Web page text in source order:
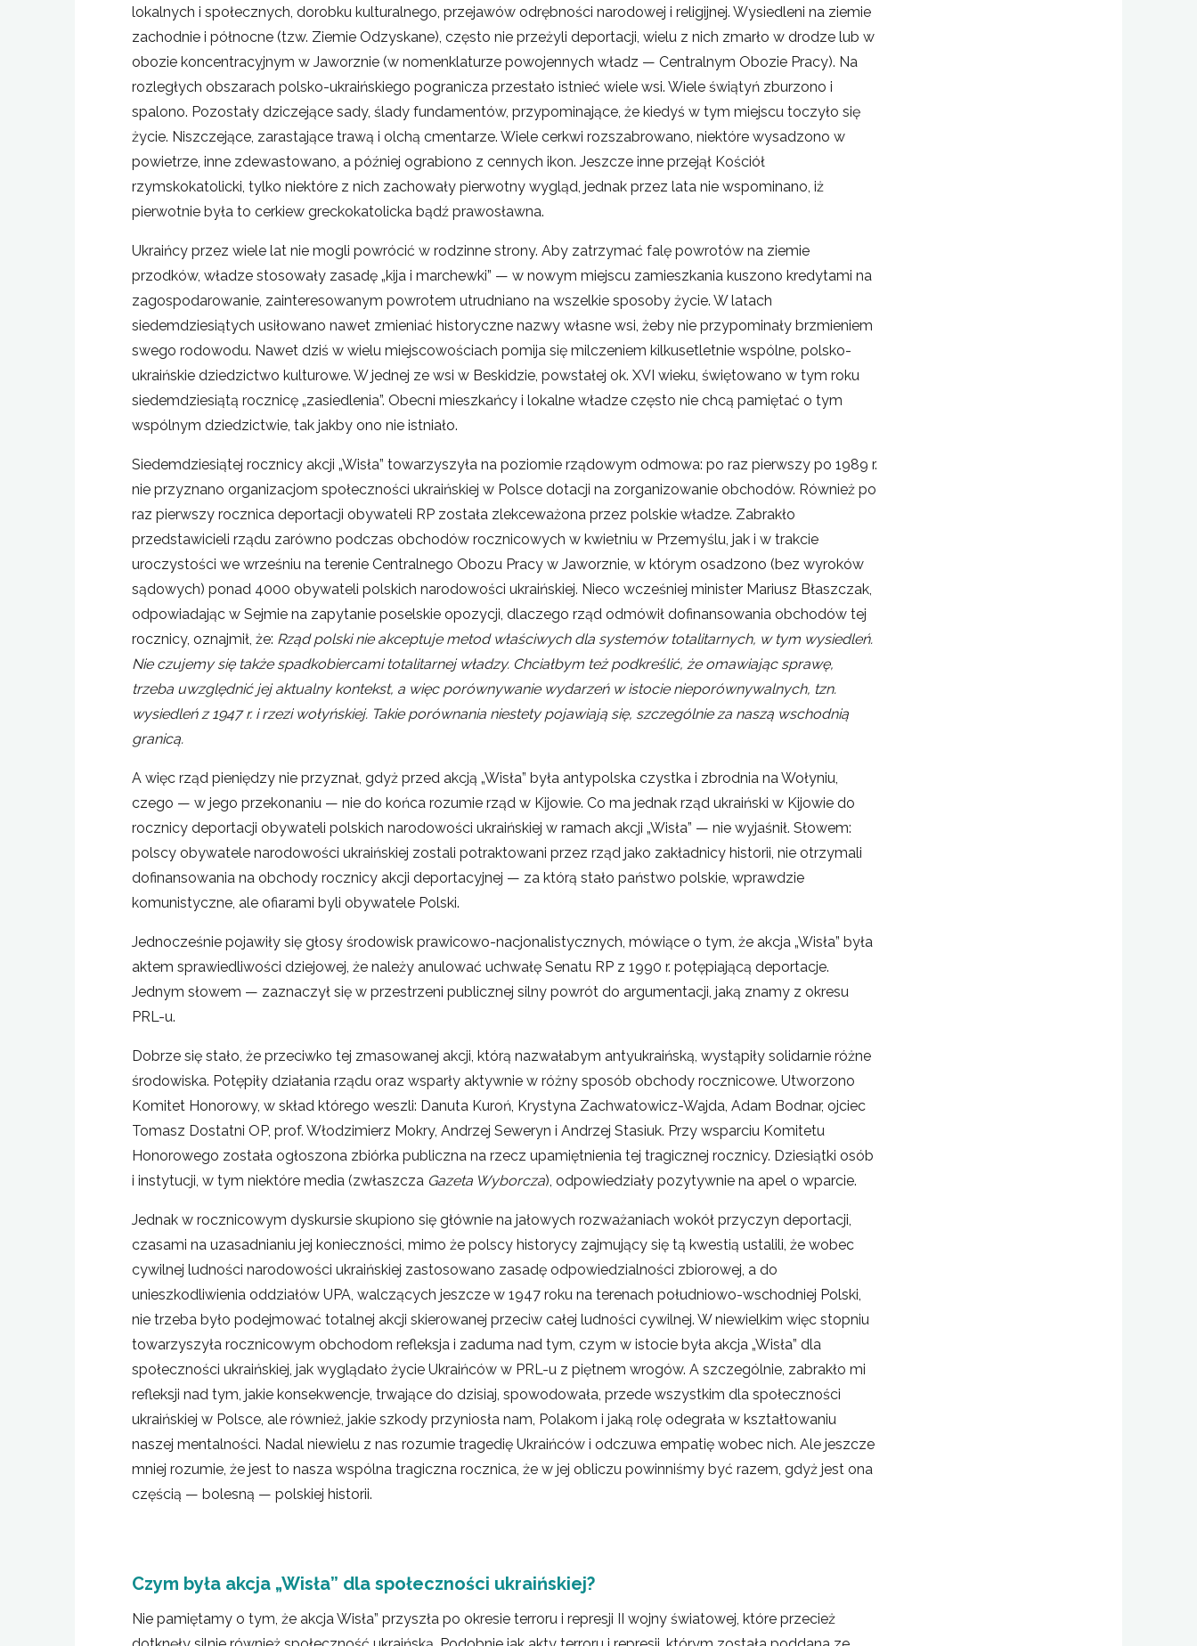
lokalnych i społecznych, dorobku kulturalnego, przejawów odrębności narodowej i religijnej. Wysiedleni na ziemie
zachodnie i północne (tzw. Ziemie Odzyskane), często nie przeżyli deportacji, wielu z nich zmarło w drodze lub w
obozie koncentracyjnym w Jaworznie (w nomenklaturze powojennych władz — Centralnym Obozie Pracy). Na
rozległych obszarach polsko-ukraińskiego pogranicza przestało istnieć wiele wsi. Wiele świątyń zburzono i
spalono. Pozostały dziczejące sady, ślady fundamentów, przypominające, że kiedyś w tym miejscu toczyło się
życie. Niszczejące, zarastające trawą i olchą cmentarze. Wiele cerkwi rozszabrowano, niektóre wysadzono w
powietrze, inne zdewastowano, a później ograbiono z cennych ikon. Jeszcze inne przejął Kościół
rzymskokatolicki, tylko niektóre z nich zachowały pierwotny wygląd, jednak przez lata nie wspominano, iż
pierwotnie była to cerkiew greckokatolicka bądź prawosławna.
Ukraińcy przez wiele lat nie mogli powrócić w rodzinne strony. Aby zatrzymać falę powrotów na ziemie
przodków, władze stosowały zasadę „kija i marchewki” — w nowym miejscu zamieszkania kuszono kredytami na
zagospodarowanie, zainteresowanym powrotem utrudniano na wszelkie sposoby życie. W latach
siedemdziesiątych usiłowano nawet zmieniać historyczne nazwy własne wsi, żeby nie przypominały brzmieniem
swego rodowodu. Nawet dziś w wielu miejscowościach pomija się milczeniem kilkusetletnie wspólne, polsko-
ukraińskie dziedzictwo kulturowe. W jednej ze wsi w Beskidzie, powstałej ok. XVI wieku, świętowano w tym roku
siedemdziesiątą rocznicę „zasiedlenia”. Obecni mieszkańcy i lokalne władze często nie chcą pamiętać o tym
wspólnym dziedzictwie, tak jakby ono nie istniało.
Siedemdziesiątej rocznicy akcji „Wisła” towarzyszyła na poziomie rządowym odmowa: po raz pierwszy po 1989 r.
nie przyznano organizacjom społeczności ukraińskiej w Polsce dotacji na zorganizowanie obchodów. Również po
raz pierwszy rocznica deportacji obywateli RP została zlekceważona przez polskie władze. Zabrakło
przedstawicieli rządu zarówno podczas obchodów rocznicowych w kwietniu w Przemyślu, jak i w trakcie
uroczystości we wrześniu na terenie Centralnego Obozu Pracy w Jaworznie, w którym osadzono (bez wyroków
sądowych) ponad 4000 obywateli polskich narodowości ukraińskiej. Nieco wcześniej minister Mariusz Błaszczak,
odpowiadając w Sejmie na zapytanie poselskie opozycji, dlaczego rząd odmówił dofinansowania obchodów tej
rocznicy, oznajmił, że: Rząd polski nie akceptuje metod właściwych dla systemów totalitarnych, w tym wysiedleń.
Nie czujemy się także spadkobiercami totalitarnej władzy. Chciałbym też podkreślić, że omawiając sprawę,
trzeba uwzględnić jej aktualny kontekst, a więc porównywanie wydarzeń w istocie nieporównywalnych, tzn.
wysiedleń z 1947 r. i rzezi wołyńskiej. Takie porównania niestety pojawiają się, szczególnie za naszą wschodnią
granicą.
A więc rząd pieniędzy nie przyznał, gdyż przed akcją „Wisła” była antypolska czystka i zbrodnia na Wołyniu,
czego — w jego przekonaniu — nie do końca rozumie rząd w Kijowie. Co ma jednak rząd ukraiński w Kijowie do
rocznicy deportacji obywateli polskich narodowości ukraińskiej w ramach akcji „Wisła” — nie wyjaśnił. Słowem:
polscy obywatele narodowości ukraińskiej zostali potraktowani przez rząd jako zakładnicy historii, nie otrzymali
dofinansowania na obchody rocznicy akcji deportacyjnej — za którą stało państwo polskie, wprawdzie
komunistyczne, ale ofiarami byli obywatele Polski.
Jednocześnie pojawiły się głosy środowisk prawicowo-nacjonalistycznych, mówiące o tym, że akcja „Wisła” była
aktem sprawiedliwości dziejowej, że należy anulować uchwałę Senatu RP z 1990 r. potępiającą deportacje.
Jednym słowem — zaznaczył się w przestrzeni publicznej silny powrót do argumentacji, jaką znamy z okresu
PRL-u.
Dobrze się stało, że przeciwko tej zmasowanej akcji, którą nazwałabym antyukraińską, wystąpiły solidarnie różne
środowiska. Potępiły działania rządu oraz wsparły aktywnie w różny sposób obchody rocznicowe. Utworzono
Komitet Honorowy, w skład którego weszli: Danuta Kuroń, Krystyna Zachwatowicz-Wajda, Adam Bodnar, ojciec
Tomasz Dostatni OP, prof. Włodzimierz Mokry, Andrzej Seweryn i Andrzej Stasiuk. Przy wsparciu Komitetu
Honorowego została ogłoszona zbiórka publiczna na rzecz upamiętnienia tej tragicznej rocznicy. Dziesiątki osób
i instytucji, w tym niektóre media (zwłaszcza Gazeta Wyborcza), odpowiedziały pozytywnie na apel o wparcie.
Jednak w rocznicowym dyskursie skupiono się głównie na jałowych rozważaniach wokół przyczyn deportacji,
czasami na uzasadnianiu jej konieczności, mimo że polscy historycy zajmujący się tą kwestią ustalili, że wobec
cywilnej ludności narodowości ukraińskiej zastosowano zasadę odpowiedzialności zbiorowej, a do
unieszkodliwienia oddziałów UPA, walczących jeszcze w 1947 roku na terenach południowo-wschodniej Polski,
nie trzeba było podejmować totalnej akcji skierowanej przeciw całej ludności cywilnej. W niewielkim więc stopniu
towarzyszyła rocznicowym obchodom refleksja i zaduma nad tym, czym w istocie była akcja „Wisła” dla
społeczności ukraińskiej, jak wyglądało życie Ukraińców w PRL-u z piętnem wrogów. A szczególnie, zabrakło mi
refleksji nad tym, jakie konsekwencje, trwające do dzisiaj, spowodowała, przede wszystkim dla społeczności
ukraińskiej w Polsce, ale również, jakie szkody przyniosła nam, Polakom i jaką rolę odegrała w kształtowaniu
naszej mentalności. Nadal niewielu z nas rozumie tragedię Ukraińców i odczuwa empatię wobec nich. Ale jeszcze
mniej rozumie, że jest to nasza wspólna tragiczna rocznica, że w jej obliczu powinniśmy być razem, gdyż jest ona
częścią — bolesną — polskiej historii.
Czym była akcja „Wisła” dla społeczności ukraińskiej?
Nie pamiętamy o tym, że akcja Wisła” przyszła po okresie terroru i represji II wojny światowej, które przecież